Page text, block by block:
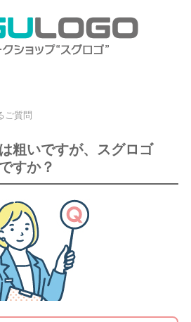
ご質問
粗いですが、スグロゴ
すか？